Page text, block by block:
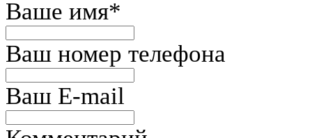
Ваше имя*
Ваш номер телефона
Ваш E-mail